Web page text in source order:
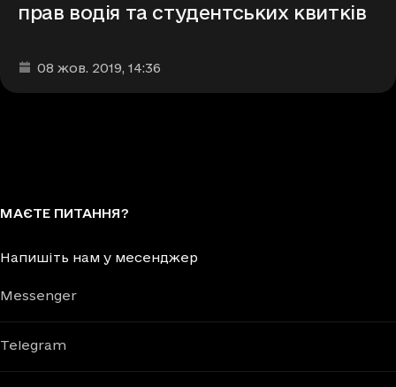
прав водія та студентських квитків
Дата та час публікації
08 жов. 2019, 14:36
МАЄТЕ ПИТАННЯ?
Напишіть нам у месенджер
Messenger
Telegram